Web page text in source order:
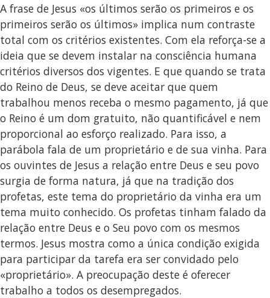
A frase de Jesus «os últimos serão os primeiros e os
primeiros serão os últimos» implica num contraste
total com os critérios existentes. Com ela reforça-se a
ideia que se devem instalar na consciência humana
critérios diversos dos vigentes. E que quando se trata
do Reino de Deus, se deve aceitar que quem
trabalhou menos receba o mesmo pagamento, já que
o Reino é um dom gratuito, não quantificável e nem
proporcional ao esforço realizado. Para isso, a
parábola fala de um proprietário e de sua vinha. Para
os ouvintes de Jesus a relação entre Deus e seu povo
surgia de forma natura, já que na tradição dos
profetas, este tema do proprietário da vinha era um
tema muito conhecido. Os profetas tinham falado da
relação entre Deus e o Seu povo com os mesmos
termos. Jesus mostra como a única condição exigida
para participar da tarefa era ser convidado pelo
«proprietário». A preocupação deste é oferecer
trabalho a todos os desempregados.